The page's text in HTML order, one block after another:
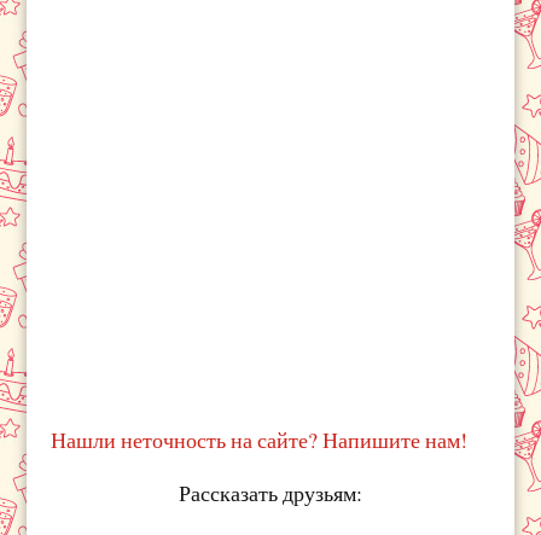
Нашли неточность на сайте? Напишите нам!
Рассказать друзьям: